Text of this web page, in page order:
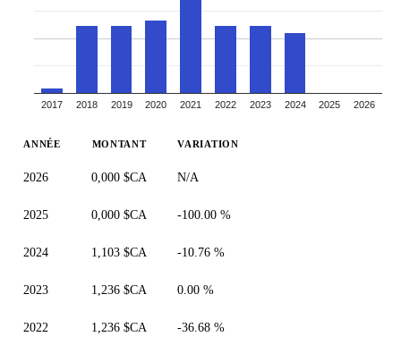
2017 2018 2019 2020 2021 2022 2023 2024 2025 2026
ANNÉE MONTANT VARIATION
2026 0,000 $CA N/A
2025 0,000 $CA -100.00 %
2024 1,103 $CA -10.76 %
2023 1,236 $CA 0.00 %
2022 1,236 $CA -36.68 %